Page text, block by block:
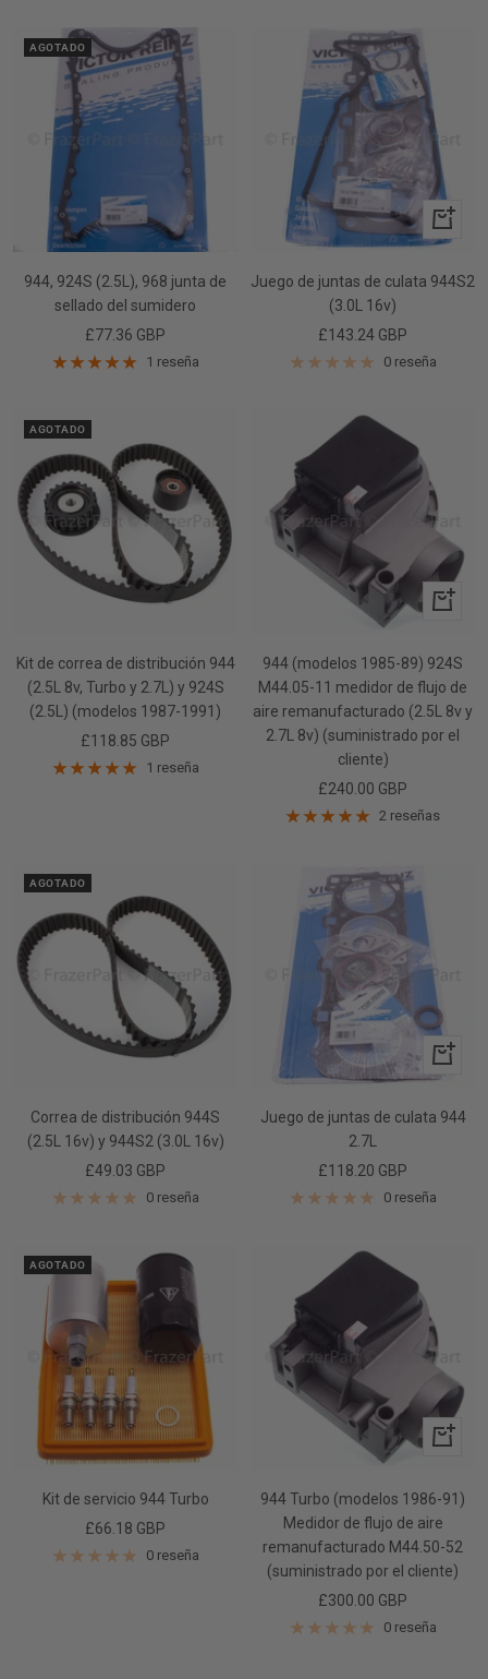
AGOTADO
944, 924S (2.5L), 968 junta de
sellado del sumidero
Precio
de
£77.36 GBP
1 reseña
+
Añadir
Juego de juntas de culata 944S2
(3.0L 16v)
Precio
de
£143.24 GBP
0 reseña
AGOTADO
Kit de correa de distribución 944
(2.5L 8v, Turbo y 2.7L) y 924S
(2.5L) (modelos 1987-1991)
Precio
de
£118.85 GBP
1 reseña
+
944 (modelos 1985-89) 924S
M44.05-11 medidor de flujo de
aire remanufacturado (2.5L 8v y
2.7L 8v) (suministrado por el
cliente)
Precio
de
£240.00 GBP
2 reseñas
AGOTADO
Correa de distribución 944S
(2.5L 16v) ​​y 944S2 (3.0L 16v)
Precio
de
£49.03 GBP
0 reseña
+
Añadir
Juego de juntas de culata 944
2.7L
Precio
de
£118.20 GBP
0 reseña
AGOTADO
Kit de servicio 944 Turbo
Precio
de
£66.18 GBP
0 reseña
+
944 Turbo (modelos 1986-91)
Medidor de flujo de aire
remanufacturado M44.50-52
(suministrado por el cliente)
Precio
de
£300.00 GBP
0 reseña